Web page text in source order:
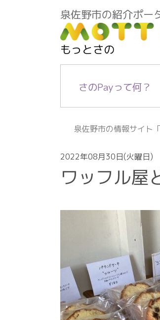
泉佐野市の紹介ポー
もっとさの
さのPayって何？
泉佐野市の情報サイト
2022年08月30日(火曜日)
ワッフル屋